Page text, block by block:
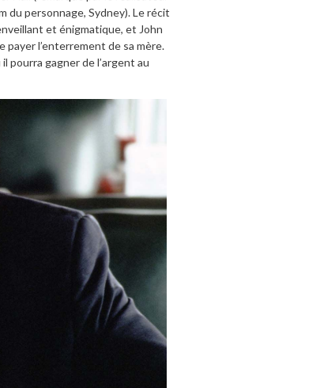
du personnage, Sydney). Le récit
et énigmatique, et John
payer l’enterrement de sa mère.
pourra gagner de l’argent au